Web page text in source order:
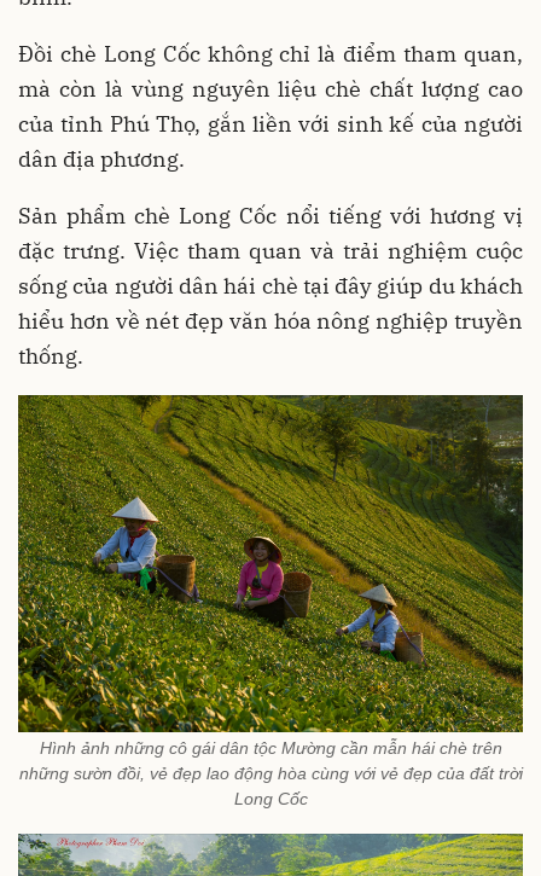
Đồi chè Long Cốc không chỉ là điểm tham quan,
mà còn là vùng nguyên liệu chè chất lượng cao
của tỉnh Phú Thọ, gắn liền với sinh kế của người
dân địa phương.
Sản phẩm chè Long Cốc nổi tiếng với hương vị
đặc trưng. Việc tham quan và trải nghiệm cuộc
sống của người dân hái chè tại đây giúp du khách
hiểu hơn về nét đẹp văn hóa nông nghiệp truyền
thống.
Hình ảnh những cô gái dân tộc Mường cần mẫn hái chè trên
những sườn đồi, vẻ đẹp lao động hòa cùng với vẻ đẹp của đất trời
Long Cốc